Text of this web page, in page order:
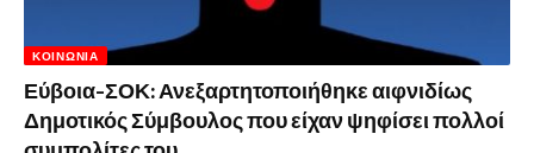
ΚΟΙΝΩΝΊΑ
Εύβοια-ΣΟΚ: Ανεξαρτητοποιήθηκε αιφνιδίως
Δημοτικός Σύμβουλος που είχαν ψηφίσει πολλοί